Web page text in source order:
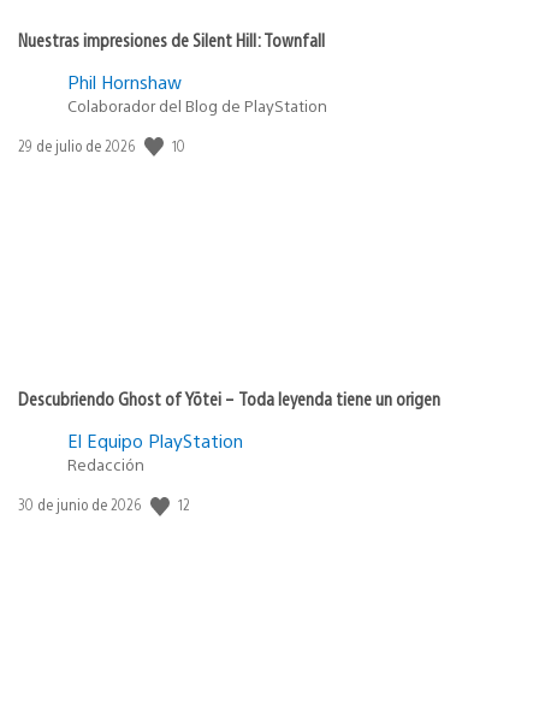
Nuestras impresiones de Silent Hill: Townfall
Phil Hornshaw
Colaborador del Blog de PlayStation
Fecha
29 de julio de 2026 10
Descubriendo Ghost of Yōtei – Toda leyenda tiene un origen
El Equipo PlayStation
Redacción
Fecha
30 de junio de 2026 12